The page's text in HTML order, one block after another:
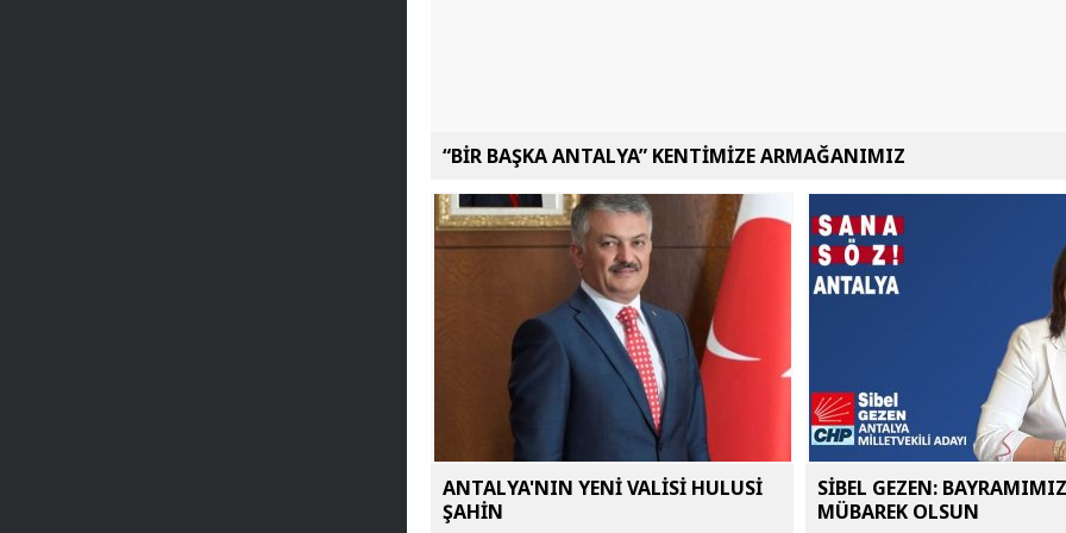
“BİR BAŞKA ANTALYA” KENTİMİZE ARMAĞANIMIZ
ANTALYA'NIN YENİ VALİSİ HULUSİ
ŞAHİN
SİBEL GEZEN: BAYRAMIMIZ
MÜBAREK OLSUN